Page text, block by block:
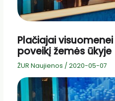
Plačiajai
poveikį žemės ūkyje
ŽUR Naujienos / 2020-05-07